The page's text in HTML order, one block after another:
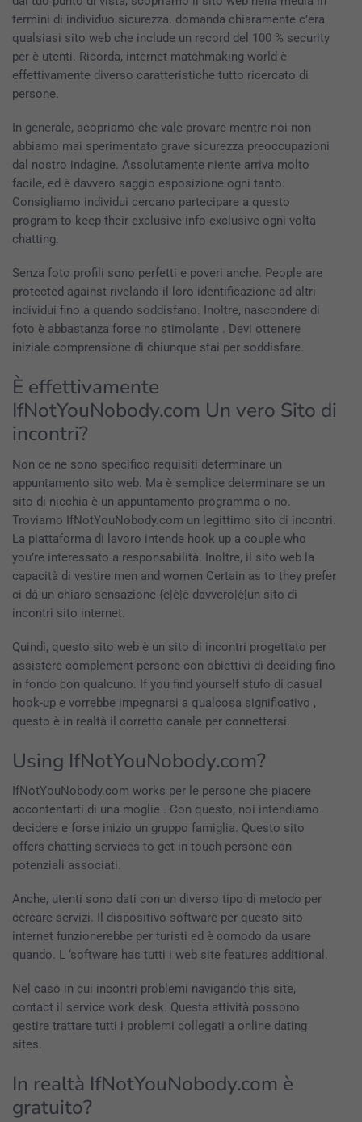
termini di individuo sicurezza. domanda chiaramente c’era
qualsiasi sito web che include un record del 100 % security
per è utenti. Ricorda, internet matchmaking world è
effettivamente diverso caratteristiche tutto ricercato di
persone.
In generale, scopriamo che vale provare mentre noi non
abbiamo mai sperimentato grave sicurezza preoccupazioni
dal nostro indagine. Assolutamente niente arriva molto
facile, ed è davvero saggio esposizione ogni tanto.
Consigliamo individui cercano partecipare a questo
program to keep their exclusive info exclusive ogni volta
chatting.
Senza foto profili sono perfetti e poveri anche. People are
protected against rivelando il loro identificazione ad altri
individui fino a quando soddisfano. Inoltre, nascondere di
foto è abbastanza forse no stimolante . Devi ottenere
iniziale comprensione di chiunque stai per soddisfare.
È effettivamente
IfNotYouNobody.com Un vero Sito di
incontri?
Non ce ne sono specifico requisiti determinare un
appuntamento sito web. Ma è semplice determinare se un
sito di nicchia è un appuntamento programma o no.
Troviamo IfNotYouNobody.com un legittimo sito di incontri.
La piattaforma di lavoro intende hook up a couple who
you’re interessato a responsabilità. Inoltre, il sito web la
capacità di vestire men and women Certain as to they prefer
ci dà un chiaro sensazione {è|è|è davvero|è|un sito di
incontri sito internet.
Quindi, questo sito web è un sito di incontri progettato per
assistere complement persone con obiettivi di deciding fino
in fondo con qualcuno. If you find yourself stufo di casual
hook-up e vorrebbe impegnarsi a qualcosa significativo ,
questo è in realtà il corretto canale per connettersi.
Using IfNotYouNobody.com?
IfNotYouNobody.com works per le persone che piacere
accontentarti di una moglie . Con questo, noi intendiamo
decidere e forse inizio un gruppo famiglia. Questo sito
offers chatting services to get in touch persone con
potenziali associati.
Anche, utenti sono dati con un diverso tipo di metodo per
cercare servizi. Il dispositivo software per questo sito
internet funzionerebbe per turisti ed è comodo da usare
quando. L ‘software has tutti i web site features additional.
Nel caso in cui incontri problemi navigando this site,
contact il service work desk. Questa attività possono
gestire trattare tutti i problemi collegati a online dating
sites.
In realtà IfNotYouNobody.com è
gratuito?